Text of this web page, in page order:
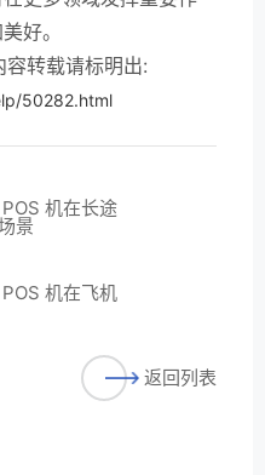
好。
容转载请标明出:
50282.html
机在长途
景
机在飞机
返回列表